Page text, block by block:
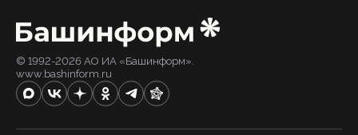
© 1992-2026 АО ИА «Башинформ».
www.bashinform.ru